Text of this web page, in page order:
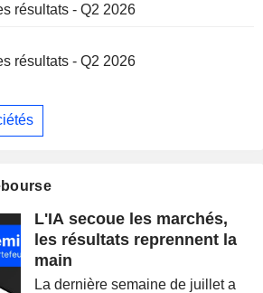
résultats - Q2 2026
résultats - Q2 2026
L'IA secoue les marchés,
les résultats reprennent la
main
La dernière semaine de juillet a